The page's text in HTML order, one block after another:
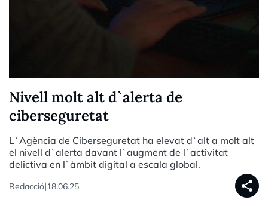
Nivell molt alt d`alerta de
ciberseguretat
L`Agència de Ciberseguretat ha elevat d`alt a molt alt
el nivell d`alerta davant l`augment de l`activitat
delictiva en l`àmbit digital a escala global.
Redacció|18.06.25 share